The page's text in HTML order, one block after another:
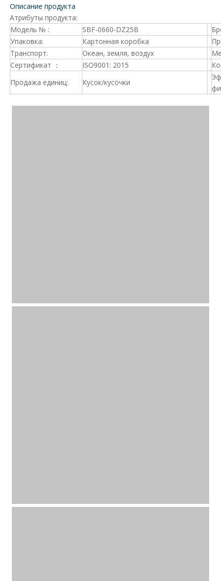
Описание продукта
Атрибуты продукта:
Модель № :
SBF-0660-DZ25B
Упаковка:
Картонная коробка
Транспорт:
Океан, земля, воздух
Сертификат ：
ISO9001: 2015
Продажа единиц:
Кусок/кусочки